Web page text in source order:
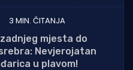
3 MIN. ČITANJA
mjesta do
Nevjerojatan
u plavom!